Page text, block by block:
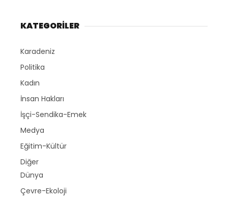
KATEGORİLER
Karadeniz
Politika
Kadın
İnsan Hakları
İşçi-Sendika-Emek
Medya
Eğitim-Kültür
Diğer
Dünya
Çevre-Ekoloji